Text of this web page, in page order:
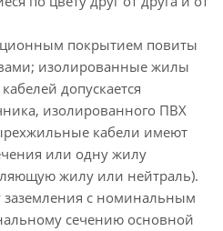
покрытием повиты
изолированные жилы
допускается
изолированного ПВХ
кабели имеют
или одну жилу
жилу или нейтраль).
заземления с номинальным
сечению основной